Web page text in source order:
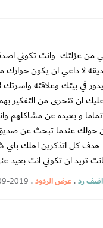
من عزلتك وانت تكوني
لا داعي ان يكون حوارك
في بيتك وعلاقته واسرتك
عليك ان تتحرى من التفكير
و بعيده عن مشاكلهم
حولك عندما تبحث عن
هدف كل اتذكرين اهلك
تريد ان تكوني انت بعيد
اضف رد.عرض الردود.
2019